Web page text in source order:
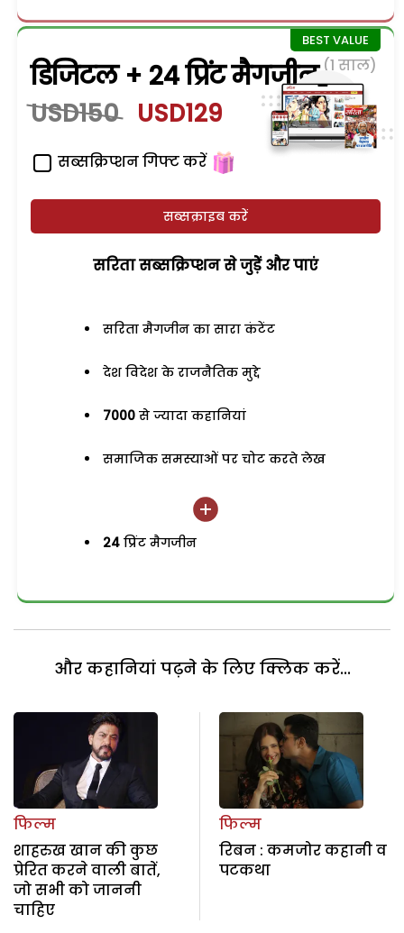
डिजिटल + 24 प्रिंट मैगजीन (1 साल)
USD150 USD129
सब्सक्रिप्शन गिफ्ट करें
सब्सक्राइब करें
सरिता सब्सक्रिप्शन से जुड़ेें और पाएं
सरिता मैगजीन का सारा कंटेंट
देश विदेश के राजनैतिक मुद्दे
7000 से ज्यादा कहानियां
समाजिक समस्याओं पर चोट करते लेख
24 प्रिंट मैगजीन
और कहानियां पढ़ने के लिए क्लिक करें...
फिल्म
शाहरुख खान की कुछ
प्रेरित करने वाली बातें,
जो सभी को जाननी
चाहिए
फिल्म
रिबन : कमजोर कहानी व
पटकथा